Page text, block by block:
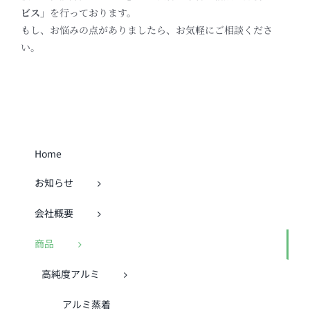
ビス」 を行っております。
もし、お悩みの点がありましたら、お気軽にご相談くださ
い。
Home
お知らせ
会社概要
商品
高純度アルミ
アルミ蒸着